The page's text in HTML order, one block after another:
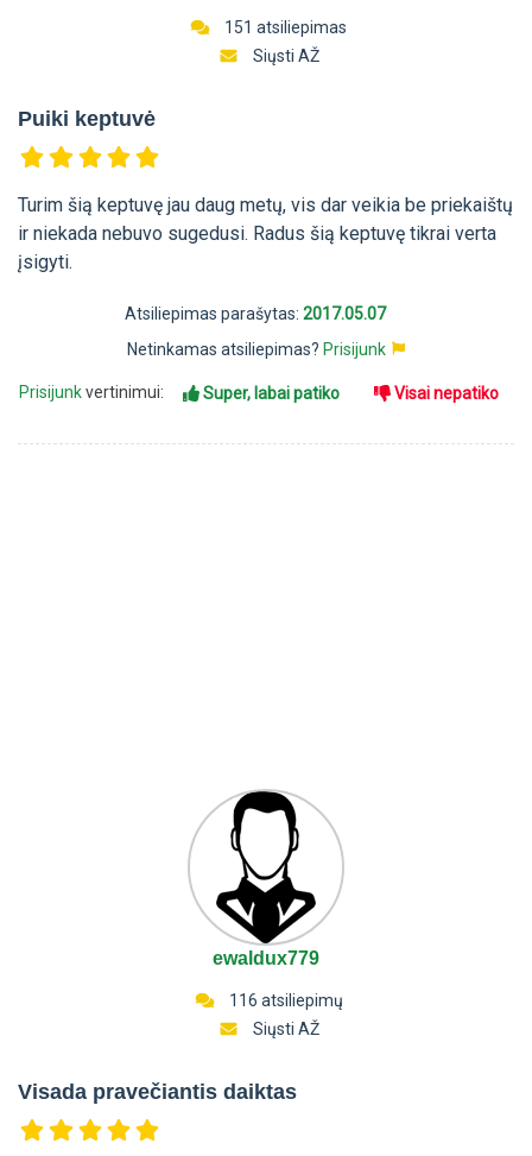
151 atsiliepimas
Siųsti AŽ
Puiki keptuvė
Turim šią keptuvę jau daug metų, vis dar veikia be priekaištų
ir niekada nebuvo sugedusi. Radus šią keptuvę tikrai verta
įsigyti.
Atsiliepimas parašytas: 2017.05.07
Netinkamas atsiliepimas? Prisijunk
Prisijunkvertinimui: Super, labai patiko Visai nepatiko
ewaldux779
116 atsiliepimų
Siųsti AŽ
Visada pravečiantis daiktas